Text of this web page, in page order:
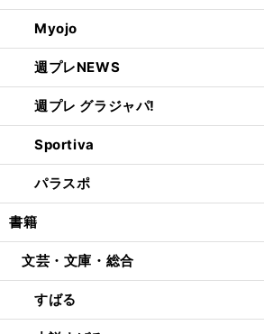
Myojo
週プレNEWS
週プレ グラジャパ!
Sportiva
パラスポ
書籍
文芸・文庫・総合
すばる